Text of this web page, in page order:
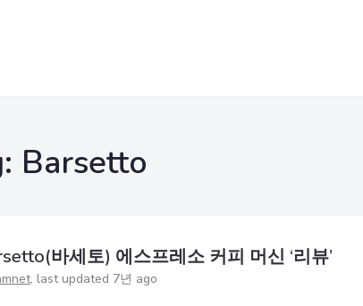
Barsetto
바세토) 에스프레소 커피 머신 ‘리뷰’
last updated 7년 ago